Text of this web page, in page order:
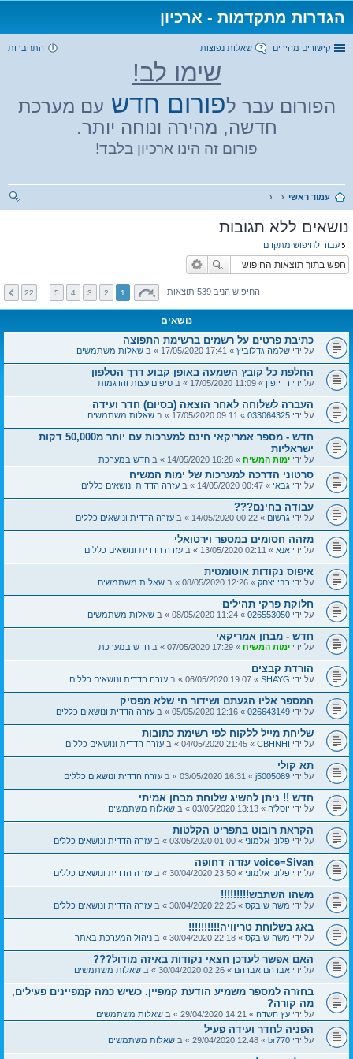
הגדרות מתקדמות - ארכיון
קישורים מהירים שאלות נפוצות התחברות
שימו לב!
הפורום עבר לפורום חדש עם מערכת
חדשה, מהירה ונוחה יותר.
פורום זה הינו ארכיון בלבד!
עמוד ראשי
נושאים ללא תגובות
עבור לחיפוש מתקדם
החיפוש הניב 539 תוצאות 1
2
3
4
5
22
נושאים
כתיבת פרטים על רשמים ברשימת התפוצה
על ידי שלמה גדלוביץ » 17:41 17/05/2020 » ב שאלות משתמשים
החלפת כל קובץ השמעה באופן קבוע דרך הטלפון
על ידי רדיופון » 11:09 17/05/2020 » ב טיפים עצות והדגמות
העברה לשלוחה לאחר הוצאה (בסיום) חדר ועידה
על ידי 033064325 » 09:11 17/05/2020 » ב שאלות משתמשים
חדש - מספר אמריקאי חינם למערכות עם יותר מ50,000 דקות
ישראליות
על ידי ימות המשיח » 16:28 14/05/2020 » ב חדש במערכת
סרטוני הדרכה למערכות של ימות המשיח
על ידי גבאי » 00:47 14/05/2020 » ב עזרה הדדית ונושאים כללים
עבודה בחינם???
על ידי גרשום » 00:22 14/05/2020 » ב עזרה הדדית ונושאים כללים
מזהה חסומים במספר וירטואלי
על ידי אנא » 02:11 13/05/2020 » ב עזרה הדדית ונושאים כללים
איפוס נקודות אוטומטית
על ידי רבי יצחק » 12:26 08/05/2020 » ב שאלות משתמשים
חלוקת פרקי תהילים
על ידי 026553050 » 11:24 08/05/2020 » ב שאלות משתמשים
חדש - מבחן אמריקאי
על ידי ימות המשיח » 17:29 07/05/2020 » ב חדש במערכת
הורדת קבצים
על ידי SHAYG » 19:07 06/05/2020 » ב עזרה הדדית ונושאים כללים
המספר אליו הגעתם ושידור חי שלא מפסיק
על ידי 026643149 » 12:16 05/05/2020 » ב עזרה הדדית ונושאים כללים
שליחת מייל ללקוח לפי רשימת כתובות
על ידי CBHNHI » 21:45 04/05/2020 » ב עזרה הדדית ונושאים כללים
תא קולי
על ידי j5005089 » 16:31 03/05/2020 » ב עזרה הדדית ונושאים כללים
חדש !! ניתן להשיג שלוחת מבחן אמיתי
על ידי יוסל'ה » 13:13 03/05/2020 » ב שאלות משתמשים
הקראת רובוט בתפריט הקלטות
על ידי פלוני אלמוני » 01:00 03/05/2020 » ב עזרה הדדית ונושאים כללים
voice=Sivan עזרה דחופה
על ידי פלוני אלמוני » 23:50 30/04/2020 » ב עזרה הדדית ונושאים כללים
משהו השתבש!!!!!!!!!
על ידי משה שובקס » 22:25 30/04/2020 » ב עזרה הדדית ונושאים כללים
באג בשלוחת טריוויה!!!!!!!!!!
על ידי משה שובקס » 22:18 30/04/2020 » ב ניהול המערכת באתר
האם אפשר לעדכן חצאי נקודות באיזה מודול???
על ידי אברהם אברהם » 02:26 30/04/2020 » ב שאלות משתמשים
בחזרה למספר משמיע הודעת קמפיין. כשיש כמה קמפיינים פעילים,
מה קורה?
על ידי עץ השדה » 14:21 29/04/2020 » ב שאלות משתמשים
הפניה לחדר ועידה פעיל
על ידי br770 » 12:48 29/04/2020 » ב שאלות משתמשים